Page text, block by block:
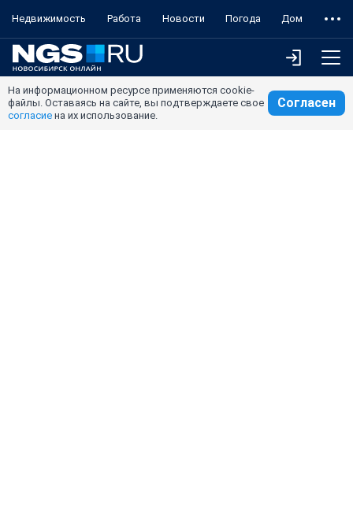
Недвижимость Работа Новости Погода Дом
На информационном ресурсе применяются cookie-
файлы. Оставаясь на сайте, вы подтверждаете свое
согласие на их использование.
Согласен